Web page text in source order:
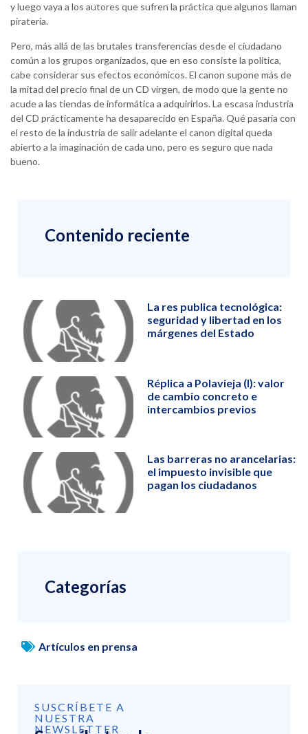
y luego vaya a los autores que sufren la práctica que algunos llaman
piratería.
Pero, más allá de las brutales transferencias desde el ciudadano
común a los grupos organizados, que en eso consiste la política,
cabe considerar sus efectos económicos. El canon supone más de
la mitad del precio final de un CD virgen, de modo que la gente no
acude a las tiendas de informática a adquirirlos. La escasa industria
del CD prácticamente ha desaparecido en España. Qué pasaría con
el resto de la industria de salir adelante el canon digital queda
abierto a la imaginación de cada uno, pero es seguro que nada
bueno.
Contenido reciente
La res publica tecnológica:
seguridad y libertad en los
márgenes del Estado
Réplica a Polavieja (I): valor
de cambio concreto e
intercambios previos
Las barreras no arancelarias:
el impuesto invisible que
pagan los ciudadanos
Categorías
Artículos en prensa
SUSCRÍBETE A
NUESTRA
NEWSLETTER